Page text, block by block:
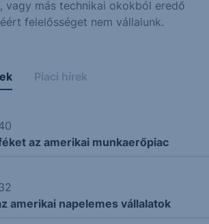
vagy más technikai okokból eredő
felelősséget nem vállalunk.
Piaci hírek
az amerikai munkaerőpiac
amerikai napelemes vállalatok